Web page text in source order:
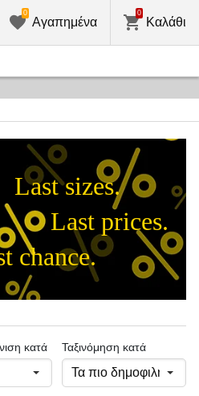
Αγαπημένα
0
Καλάθι
0
Last sizes.
Last prices.
chance.
κατά Ταξινόμηση κατά